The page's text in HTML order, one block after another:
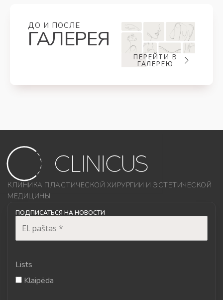
ДО И ПОСЛЕ
ГАЛЕРЕЯ
ПЕРЕЙТИ В
ГАЛЕРЕЮ
КЛИНИКА ПЛАСТИЧЕСКОЙ ХИРУРГИИ И ЭСТЕТИЧЕСКОЙ
МЕДИЦИНЫ
ПОДПИСАТЬСЯ НА НОВОСТИ
Lists
Klaipėda